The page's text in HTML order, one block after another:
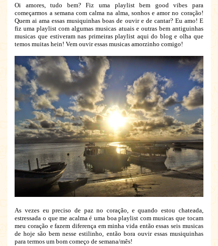
Oi amores, tudo bem? Fiz uma playlist bem good vibes para
começarmos a semana com calma na alma, sonhos e amor no coração!
Quem ai ama essas musiquinhas boas de ouvir e de cantar? Eu amo! E
fiz uma playlist com algumas musicas atuais e outras bem antiguinhas
musicas que estiveram nas primeiras playlist aqui do blog e olha que
temos muitas hein! Vem ouvir essas musicas amorzinho comigo!
As vezes eu preciso de paz no coração, e quando estou chateada,
estressada o que me acalma é uma boa playlist com musicas que tocam
meu coração e fazem diferença em minha vida então essas seis musicas
de hoje são bem nesse estilinho, então bora ouvir essas musiquinhas
para termos um bom começo de semana/mês!